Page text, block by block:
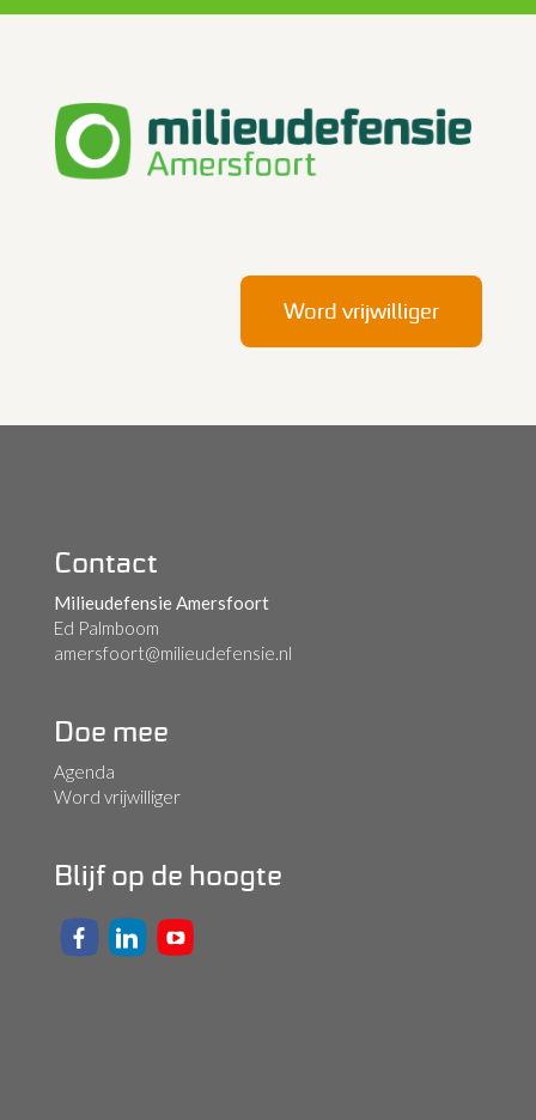
Word vrijwilliger
Contact
Milieudefensie Amersfoort
Ed Palmboom
amersfoort@milieudefensie.nl
Doe mee
Agenda
Word vrijwilliger
Blijf op de hoogte